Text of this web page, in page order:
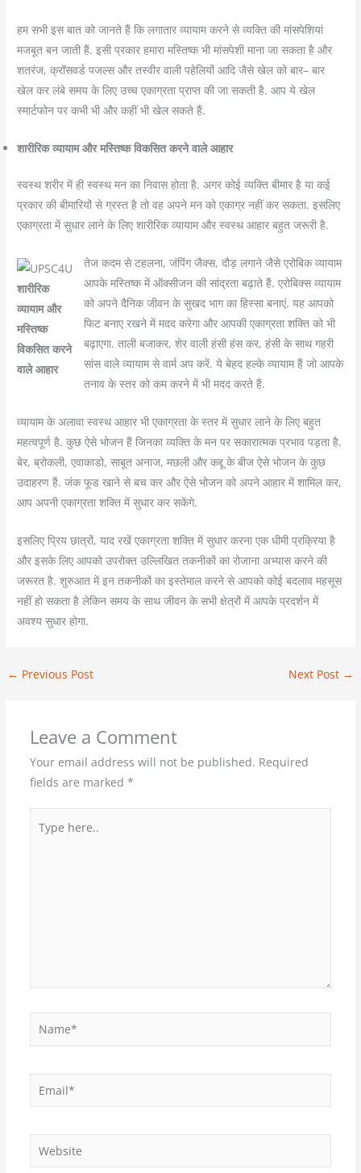
हम सभी इस बात को जानते हैं कि लगातार व्यायाम करने से व्यक्ति की मांसपेशियां
मजबूत बन जाती हैं. इसी प्रकार हमारा मस्तिष्क भी मांसपेशी माना जा सकता है और
शतरंज, क्रॉसवर्ड पजल्स और तस्वीर वाली पहेलियों आदि जैसे खेल को बार– बार
खेल कर लंबे समय के लिए उच्च एकाग्रता प्राप्त की जा सकती है. आप ये खेल
स्मार्टफोन पर कभी भी और कहीं भी खेल सकते हैं.
शारीरिक व्यायाम और मस्तिष्क विकसित करने वाले आहार
स्वस्थ शरीर में ही स्वस्थ मन का निवास होता है. अगर कोई व्यक्ति बीमार है या कई
प्रकार की बीमारियों से ग्रस्त है तो वह अपने मन को एकाग्र नहीं कर सकता. इसलिए
एकाग्रता में सुधार लाने के लिए शारीरिक व्यायाम और स्वस्थ आहार बहुत जरूरी है.
शारीरिक
व्यायाम और
मस्तिष्क
विकसित करने
वाले आहार
तेज कदम से टहलना, जंपिंग जैक्स, दौड़ लगाने जैसे एरोबिक व्यायाम
आपके मस्तिष्क में ऑक्सीजन की सांद्रता बढ़ाते हैं. एरोबिक्स व्यायाम
को अपने दैनिक जीवन के सुखद भाग का हिस्सा बनाएं. यह आपको
फिट बनाए रखने में मदद करेगा और आपकी एकाग्रता शक्ति को भी
बढ़ाएगा. ताली बजाकर, शेर वाली हंसी हंस कर, हंसी के साथ गहरी
सांस वाले व्यायाम से वार्म अप करें. ये बेहद हल्के व्यायाम हैं जो आपके
तनाव के स्तर को कम करने में भी मदद करते हैं.
व्यायाम के अलावा स्वस्थ आहार भी एकाग्रता के स्तर में सुधार लाने के लिए बहुत
महत्वपूर्ण है. कुछ ऐसे भोजन हैं जिनका व्यक्ति के मन पर सकारात्मक प्रभाव पड़ता है.
बेर, ब्रोकली, एवाकाडो, साबूत अनाज, मछली और कद्दू के बीज ऐसे भोजन के कुछ
उदाहरण हैं. जंक फूड खाने से बच कर और ऐसे भोजन को अपने आहार में शामिल कर,
आप अपनी एकाग्रता शक्ति में सुधार कर सकेंगे.
इसलिए प्रिय छात्रों, याद रखें एकाग्रता शक्ति में सुधार करना एक धीमी प्रक्रिया है
और इसके लिए आपको उपरोक्त उल्लिखित तकनीकों का रोजाना अभ्यास करने की
जरूरत है. शुरुआत में इन तकनीकों का इस्तेमाल करने से आपको कोई बदलाव महसूस
नहीं हो सकता है लेकिन समय के साथ जीवन के सभी क्षेत्रों में आपके प्रदर्शन में
अवश्य सुधार होगा.
← Previous Post Next Post →
Leave a Comment
Your email address will not be published. Required
fields are marked *
here..
Name*
Email*
Website